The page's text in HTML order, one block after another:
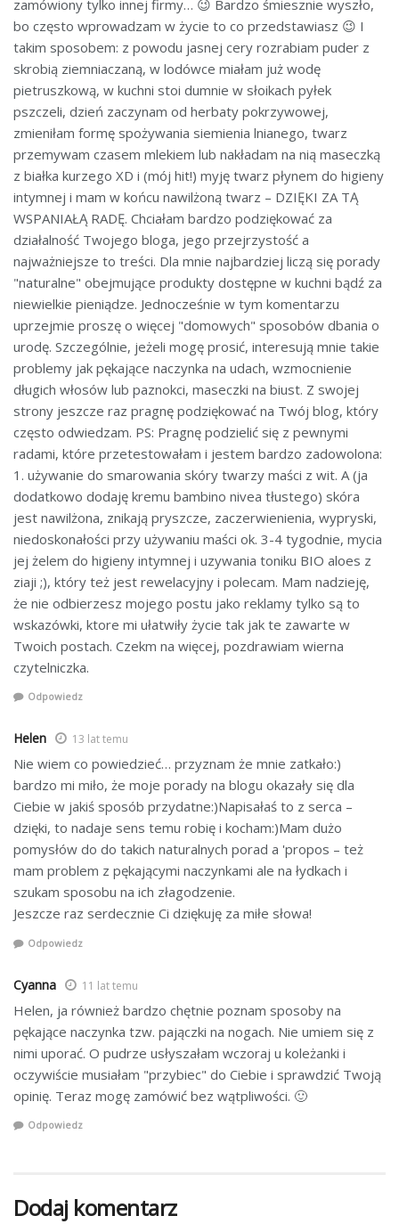
zamówiony tylko innej firmy… 😉 Bardzo śmiesznie wyszło,
bo często wprowadzam w życie to co przedstawiasz 😉 I
takim sposobem: z powodu jasnej cery rozrabiam puder z
skrobią ziemniaczaną, w lodówce miałam już wodę
pietruszkową, w kuchni stoi dumnie w słoikach pyłek
pszczeli, dzień zaczynam od herbaty pokrzywowej,
zmieniłam formę spożywania siemienia lnianego, twarz
przemywam czasem mlekiem lub nakładam na nią maseczką
z białka kurzego XD i (mój hit!) myję twarz płynem do higieny
intymnej i mam w końcu nawilżoną twarz – DZIĘKI ZA TĄ
WSPANIAŁĄ RADĘ. Chciałam bardzo podziękować za
działalność Twojego bloga, jego przejrzystość a
najważniejsze to treści. Dla mnie najbardziej liczą się porady
"naturalne" obejmujące produkty dostępne w kuchni bądź za
niewielkie pieniądze. Jednocześnie w tym komentarzu
uprzejmie proszę o więcej "domowych" sposobów dbania o
urodę. Szczególnie, jeżeli mogę prosić, interesują mnie takie
problemy jak pękające naczynka na udach, wzmocnienie
długich włosów lub paznokci, maseczki na biust. Z swojej
strony jeszcze raz pragnę podziękować na Twój blog, który
często odwiedzam. PS: Pragnę podzielić się z pewnymi
radami, które przetestowałam i jestem bardzo zadowolona:
1. używanie do smarowania skóry twarzy maści z wit. A (ja
dodatkowo dodaję kremu bambino nivea tłustego) skóra
jest nawilżona, znikają pryszcze, zaczerwienienia, wypryski,
niedoskonałości przy używaniu maści ok. 3-4 tygodnie, mycia
jej żelem do higieny intymnej i uzywania toniku BIO aloes z
ziaji ;), który też jest rewelacyjny i polecam. Mam nadzieję,
że nie odbierzesz mojego postu jako reklamy tylko są to
wskazówki, ktore mi ułatwiły życie tak jak te zawarte w
Twoich postach. Czekm na więcej, pozdrawiam wierna
czytelniczka.
Odpowiedz
Helen 13 lat temu
Nie wiem co powiedzieć… przyznam że mnie zatkało:)
bardzo mi miło, że moje porady na blogu okazały się dla
Ciebie w jakiś sposób przydatne:)Napisałaś to z serca –
dzięki, to nadaje sens temu robię i kocham:)Mam dużo
pomysłów do do takich naturalnych porad a 'propos – też
mam problem z pękającymi naczynkami ale na łydkach i
szukam sposobu na ich złagodzenie.
Jeszcze raz serdecznie Ci dziękuję za miłe słowa!
Odpowiedz
Cyanna 11 lat temu
Helen, ja również bardzo chętnie poznam sposoby na
pękające naczynka tzw. pajączki na nogach. Nie umiem się z
nimi uporać. O pudrze usłyszałam wczoraj u koleżanki i
oczywiście musiałam "przybiec" do Ciebie i sprawdzić Twoją
opinię. Teraz mogę zamówić bez wątpliwości. 🙂
Odpowiedz
Dodaj komentarz